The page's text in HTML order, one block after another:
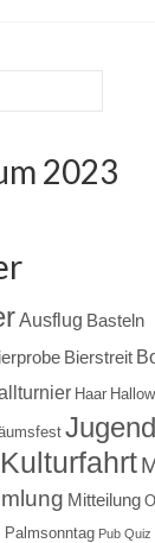
2023
Ausflug Basteln
Bierstreit
Haar
Jugend
Kulturfahrt
Mitteilung
Palmsonntag Pub Quiz